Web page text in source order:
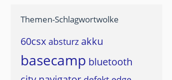
Themen-Schlagwortwolke
60csx absturz akku
basecamp bluetooth